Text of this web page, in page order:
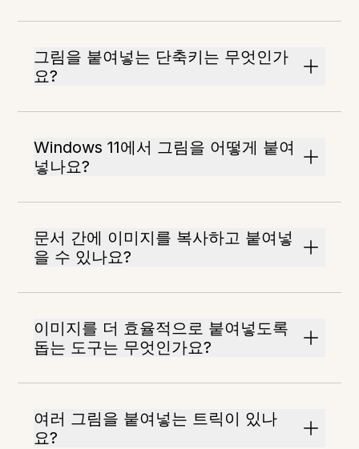
그림을 붙여넣는 단축키는 무엇인가
요?
Windows 11에서 그림을 어떻게 붙여
넣나요?
문서 간에 이미지를 복사하고 붙여넣
을 수 있나요?
이미지를 더 효율적으로 붙여넣도록
돕는 도구는 무엇인가요?
여러 그림을 붙여넣는 트릭이 있나
요?